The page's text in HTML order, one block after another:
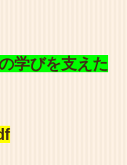
学びを支えた